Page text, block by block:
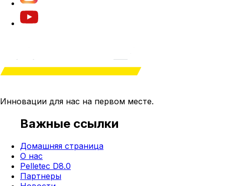
Инновации для нас на первом месте.
Важные ссылки
Домашняя страница
О нас
Pelletec D8.0
Партнеры